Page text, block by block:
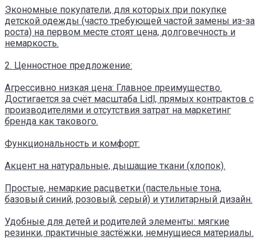
Экономные покупатели, для которых при покупке
детской одежды (часто требующей частой замены из-за
роста) на первом месте стоят цена, долговечность и
немаркость.
2. Ценностное предложение:
Агрессивно низкая цена: Главное преимущество.
Достигается за счёт масштаба Lidl, прямых контрактов с
производителями и отсутствия затрат на маркетинг
бренда как такового.
Функциональность и комфорт:
Акцент на натуральные, дышащие ткани (хлопок).
Простые, немаркие расцветки (пастельные тона,
базовый синий, розовый, серый) и утилитарный дизайн.
Удобные для детей и родителей элементы: мягкие
резинки, практичные застёжки, немнущиеся материалы.